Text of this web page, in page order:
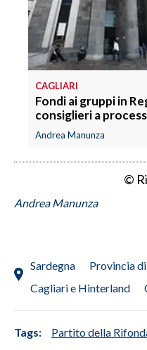
CAGLIARI
Fondi ai gruppi in
consiglieri a
Andrea Manunza
©
Andrea Manunza
Sardegna
Provincia
Cagliari e Hinterland
Tags: Partito della